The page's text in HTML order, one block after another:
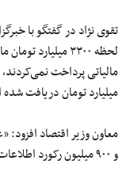
تقوی نژاد در گفتگو با
لحظه ۳۳۰۰
میلیارد تومان دریافت
و ۹۰۰ میلیون رکورد اطلاعات وارد سامانه شده است.»